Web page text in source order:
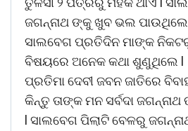
ଜଗନ୍ନାଥ ଙ୍କୁ ଖୁବ ଭଲ
ସାଲବେଗ ପ୍ରତିଦିନ ମାଙ୍କ
ବିଷୟରେ ଅନେକ କଥା ଶୁଣୁଥିଲେ l
ପ୍ରତିମା ଦେବୀ ଜବନ ଜାତିରେ
କିନ୍ତୁ ତାଙ୍କ ମନ ସର୍ବଦା
l ସାଲବେଗ ପିଲାଟି ବେଳରୁ